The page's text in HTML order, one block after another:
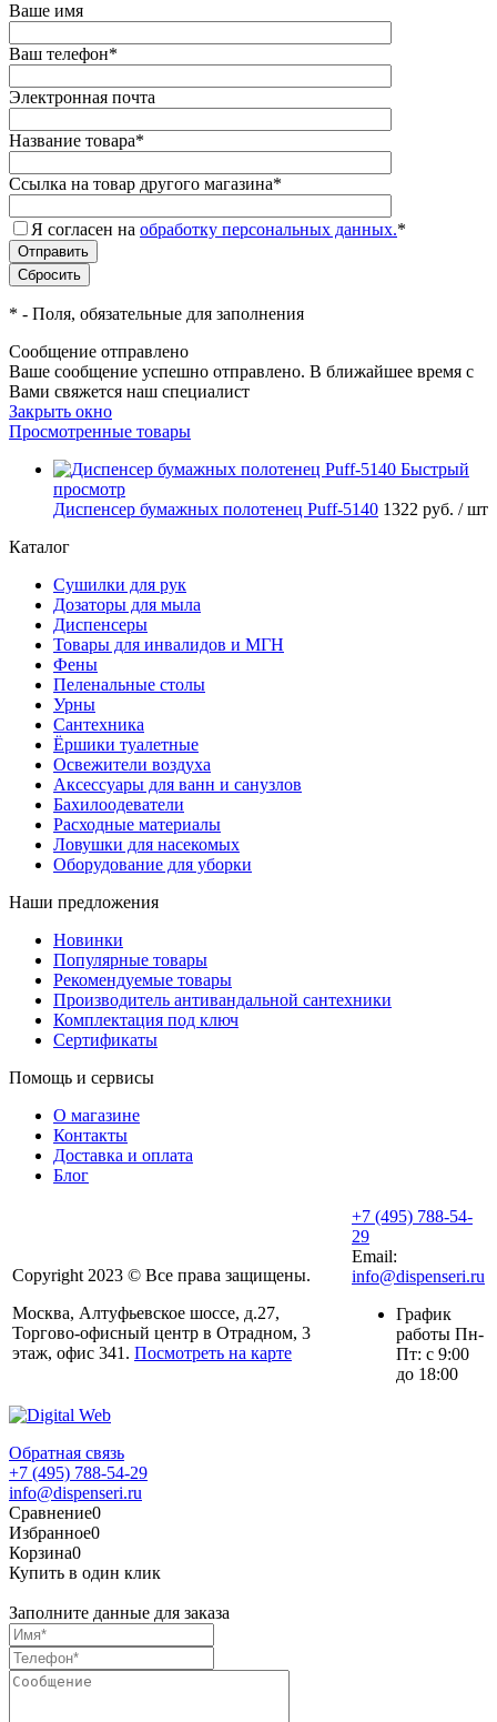
Ваше имя
Ваш телефон*
Электронная почта
Название товара*
Ссылка на товар другого магазина*
Я согласен на обработку персональных данных.*
* - Поля, обязательные для заполнения
Сообщение отправлено
Ваше сообщение успешно отправлено. В ближайшее время с
Вами свяжется наш специалист
Закрыть окно
Просмотренные товары
Быстрый
просмотр
Диспенсер бумажных полотенец Puff-5140 1322 руб. / шт
Каталог
Сушилки для рук
Дозаторы для мыла
Диспенсеры
Товары для инвалидов и МГН
Фены
Пеленальные столы
Урны
Сантехника
Ёршики туалетные
Освежители воздуха
Аксессуары для ванн и санузлов
Бахилоодеватели
Расходные материалы
Ловушки для насекомых
Оборудование для уборки
Наши предложения
Новинки
Популярные товары
Рекомендуемые товары
Производитель антивандальной сантехники
Комплектация под ключ
Сертификаты
Помощь и сервисы
О магазине
Контакты
Доставка и оплата
Блог
Copyright 2023 © Все права защищены.
Москва, Алтуфьевское шоссе, д.27,
Торгово-офисный центр в Отрадном, 3
этаж, офис 341. Посмотреть на карте
+7 (495) 788-54-
29
Email:
info@dispenseri.ru
График
работы Пн-
Пт: с 9:00
до 18:00
Обратная связь
+7 (495) 788-54-29
info@dispenseri.ru
Сравнение0
Избранное0
Корзина0
Купить в один клик
Заполните данные для заказа